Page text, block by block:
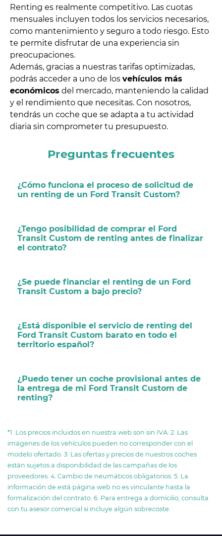
Renting es realmente competitivo. Las cuotas
mensuales incluyen todos los servicios necesarios,
como mantenimiento y seguro a todo riesgo. Esto
te permite disfrutar de una experiencia sin
preocupaciones.
Además, gracias a nuestras tarifas optimizadas,
podrás acceder a uno de los vehículos más
económicos del mercado, manteniendo la calidad
y el rendimiento que necesitas. Con nosotros,
tendrás un coche que se adapta a tu actividad
diaria sin comprometer tu presupuesto.
Preguntas frecuentes
¿Cómo funciona el proceso de solicitud de
un renting de un Ford Transit Custom?
¿Tengo posibilidad de comprar el Ford
Transit Custom de renting antes de finalizar
el contrato?
¿Se puede financiar el renting de un Ford
Transit Custom a bajo precio?
¿Está disponible el servicio de renting del
Ford Transit Custom barato en todo el
territorio español?
¿Puedo tener un coche provisional antes de
la entrega de mi Ford Transit Custom de
renting?
*1. Los precios incluidos en nuestra web son sin IVA. 2. Las
imágenes de los vehículos pueden no corresponder con el
modelo ofertado. 3. Las ofertas y precios de nuestros coches
están sujetos a disponibilidad de las campañas de los
proveedores. 4. Cambio de neumáticos obligatorios. 5. La
información de está página web no es vinculante hasta la
formalización del contrato. 6. Para entrega a domicilio, consulta
con tu asesor comercial si incluye algún sobrecoste.